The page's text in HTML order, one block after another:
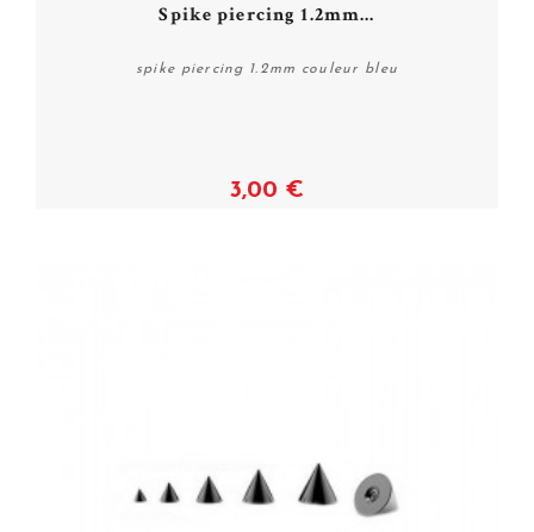
Voir
Spike piercing 1.2mm...
spike piercing 1.2mm couleur bleu
3,00 €